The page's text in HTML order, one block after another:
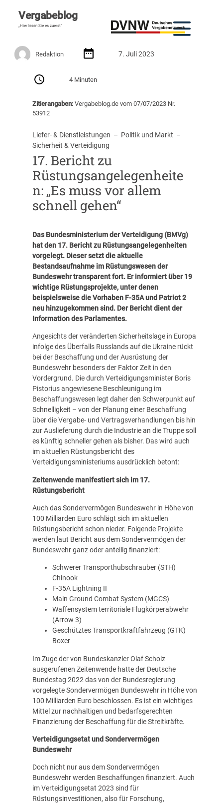
Vergabeblog
„Hier lesen Sie es zuerst“
Redaktion 7. Juli 2023
4 Minuten
Zitierangaben:Vergabeblog.de vom 07/07/2023 Nr.
53912
Liefer- & Dienstleistungen
  –
Politik und Markt
Sicherheit & Verteidigung
17. Bericht zu
Rüstungsangelegenheite
n: „Es muss vor allem
schnell gehen“
Das Bundesministerium der Verteidigung (BMVg)
hat den 17. Bericht zu Rüstungsangelegenheiten
vorgelegt. Dieser setzt die aktuelle
Bestandsaufnahme im Rüstungswesen der
Bundeswehr transparent fort. Er informiert über 19
wichtige Rüstungsprojekte, unter denen
beispielsweise die Vorhaben F-35A und Patriot 2
neu hinzugekommen sind. Der Bericht dient der
Information des Parlamentes.
Angesichts der veränderten Sicherheitslage in Europa
infolge des Überfalls Russlands auf die Ukraine rückt
bei der Beschaffung und der Ausrüstung der
Bundeswehr besonders der Faktor Zeit in den
Vordergrund. Die durch Verteidigungsminister Boris
Pistorius angewiesene Beschleunigung im
Beschaffungswesen legt daher den Schwerpunkt auf
Schnelligkeit – von der Planung einer Beschaffung
über die Vergabe- und Vertragsverhandlungen bis hin
zur Auslieferung durch die Industrie an die Truppe soll
es künftig schneller gehen als bisher. Das wird auch
im aktuellen Rüstungsbericht des
Verteidigungsministeriums ausdrücklich betont:
Zeitenwende manifestiert sich im 17.
Rüstungsbericht
Auch das Sondervermögen Bundeswehr in Höhe von
100 Milliarden Euro schlägt sich im aktuellen
Rüstungsbericht schon nieder. Folgende Projekte
werden laut Bericht aus dem Sondervermögen der
Bundeswehr ganz oder anteilig finanziert:
Schwerer Transporthubschrauber (STH)
Chinook
F-35A Lightning II
Main Ground Combat System (MGCS)
Waffensystem territoriale Flugkörperabwehr
(Arrow 3)
Geschütztes Transportkraftfahrzeug (GTK)
Boxer
Im Zuge der von Bundeskanzler Olaf Scholz
ausgerufenen Zeitenwende hatte der Deutsche
Bundestag 2022 das von der Bundesregierung
vorgelegte Sondervermögen Bundeswehr in Höhe von
100 Milliarden Euro beschlossen. Es ist ein wichtiges
Mittel zur nachhaltigen und bedarfsgerechten
Finanzierung der Beschaffung für die Streitkräfte.
Verteidigungsetat und Sondervermögen
Bundeswehr
Doch nicht nur aus dem Sondervermögen
Bundeswehr werden Beschaffungen finanziert. Auch
im Verteidigungsetat 2023 sind für
Rüstungsinvestitionen, also für Forschung,